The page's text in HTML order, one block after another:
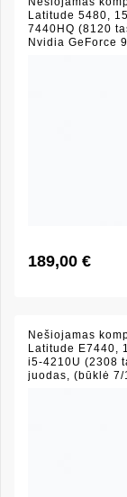
Latitude 5480,
7440HQ (8120
Nvidia GeForce
189,00 €
Nešiojamas
Latitude E7440,
i5-4210U (2308
juodas, (būklė 7/